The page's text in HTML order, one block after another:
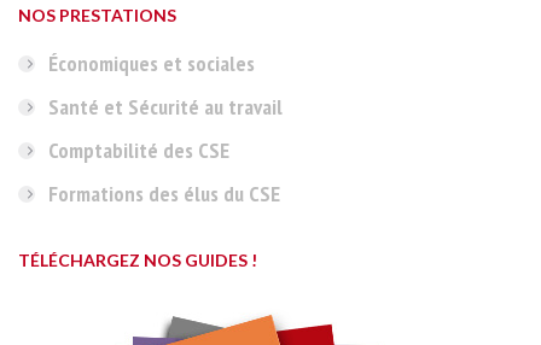
NOS PRESTATIONS
Économiques et sociales
Santé et Sécurité au travail
Comptabilité des CSE
Formations des élus du CSE
TÉLÉCHARGEZ NOS GUIDES !